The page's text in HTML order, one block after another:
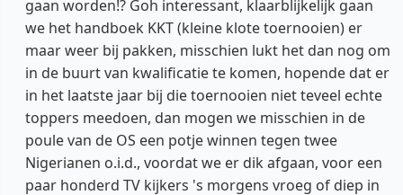
gaan worden!? Goh interessant, klaarblijkelijk gaan
we het handboek KKT (kleine klote toernooien) er
maar weer bij pakken, misschien lukt het dan nog om
in de buurt van kwalificatie te komen, hopende dat er
in het laatste jaar bij die toernooien niet teveel echte
toppers meedoen, dan mogen we misschien in de
poule van de OS een potje winnen tegen twee
Nigerianen o.i.d., voordat we er dik afgaan, voor een
paar honderd TV kijkers 's morgens vroeg of diep in